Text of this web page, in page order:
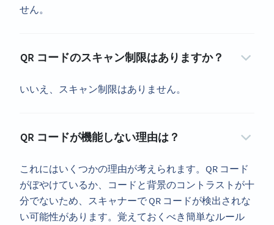
せん。
QR コードのスキャン制限はありますか？
いいえ、スキャン制限はありません。
QR コードが機能しない理由は？
これにはいくつかの理由が考えられます。QR コード
がぼやけているか、コードと背景のコントラストが十
分でないため、スキャナーで QR コードが検出されな
い可能性があります。覚えておくべき簡単なルール